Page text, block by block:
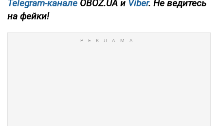
Telegram-канале OBOZ.UA и Viber. Не ведитесь
на фейки!